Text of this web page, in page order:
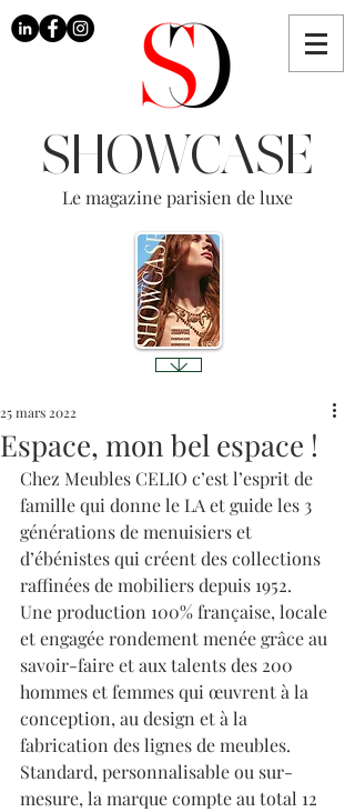
SHOWCASE
Le magazine parisien de luxe
Espace, mon bel espace !
25 mars 2022
Chez Meubles CELIO c’est l’esprit de
famille qui donne le LA et guide les 3
générations de menuisiers et
d’ébénistes qui créent des collections
raffinées de mobiliers depuis 1952.
Une production 100% française, locale
et engagée rondement menée grâce au
savoir-faire et aux talents des 200
hommes et femmes qui œuvrent à la
conception, au design et à la
fabrication des lignes de meubles.
Standard, personnalisable ou sur-
mesure, la marque compte au total 12